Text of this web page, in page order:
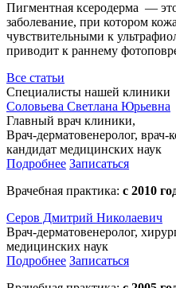
Пигментная ксеродерма —
заболевание, при котором
чувствительными к
приводит к раннему
Все статьи
Специалисты нашей клиники
Cоловьева Cветлана Юрьевна
Главный врач клиники,
Врач-дерматовенеролог, врач-
кандидат медицинских наук
Подробнее Записаться
Врачебная практика: с 2010
Серов Дмитрий Николаевич
Врач-дерматовенеролог,
медицинских наук
Подробнее Записаться